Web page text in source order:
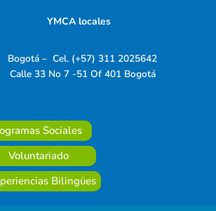
YMCA locales
Bogotá – Cel. (+57) 311 2025642
Calle 33 No 7 -51 Of 401 Bogotá
Sociales
Voluntariado
Bilingües